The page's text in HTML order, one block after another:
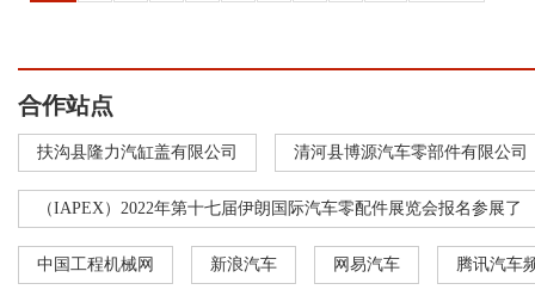
合作站点
扶沟县隆力汽缸盖有限公司 清河县博源汽车零部件有限公司
（IAPEX）2022年第十七届伊朗国际汽车零配件展览会报名参展了
中国工程机械网 新浪汽车 网易汽车 腾讯汽车